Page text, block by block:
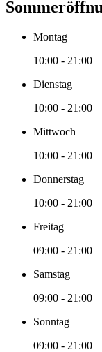
Montag
10:00 - 21:00
Dienstag
10:00 - 21:00
Mittwoch
10:00 - 21:00
Donnerstag
10:00 - 21:00
Freitag
09:00 - 21:00
Samstag
09:00 - 21:00
Sonntag
09:00 - 21:00